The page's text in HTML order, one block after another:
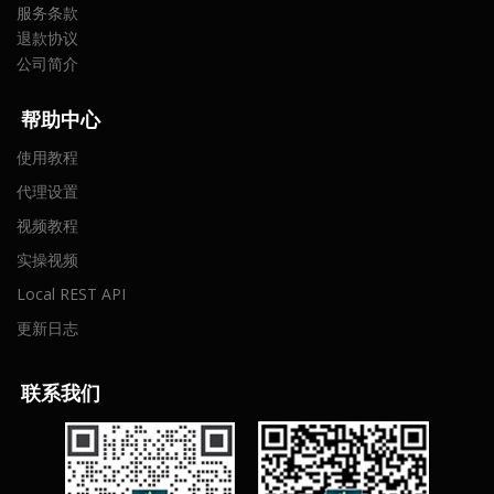
服务条款
退款协议
公司简介
帮助中心
使用教程
代理设置
视频教程
实操视频
Local REST API
更新日志
联系我们